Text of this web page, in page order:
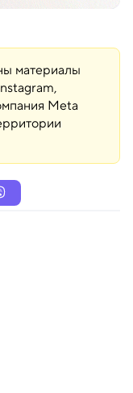
материалы
Meta